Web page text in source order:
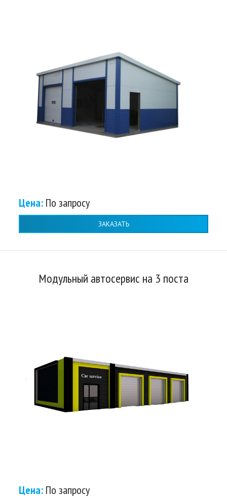
Цена: По запросу
ЗАКАЗАТЬ
Модульный автосервис на 3 поста
Цена: По запросу